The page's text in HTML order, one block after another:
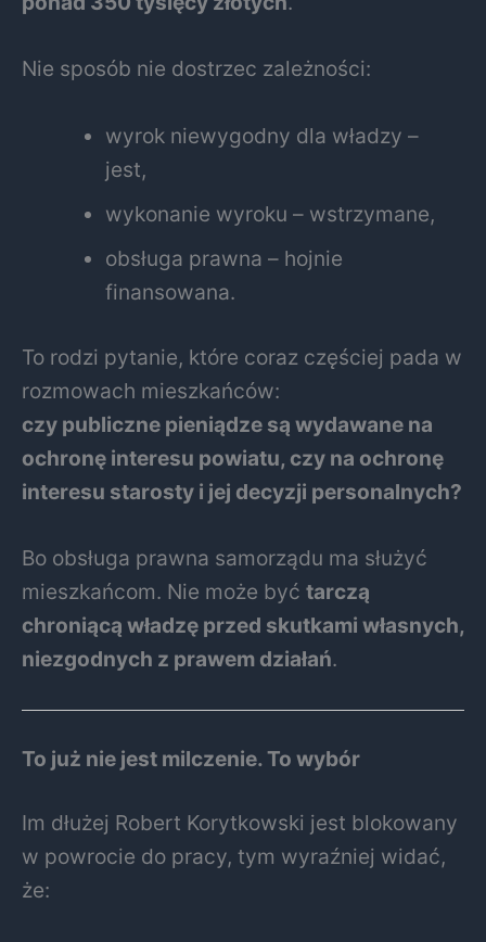
Nie sposób nie dostrzec zależności:
wyrok niewygodny dla władzy –
jest,
wykonanie wyroku – wstrzymane,
obsługa prawna – hojnie
finansowana.
To rodzi pytanie, które coraz częściej pada w
rozmowach mieszkańców:
czy publiczne pieniądze są wydawane na
ochronę interesu powiatu, czy na ochronę
interesu starosty i jej decyzji personalnych?
Bo obsługa prawna samorządu ma służyć
mieszkańcom. Nie może być tarczą
chroniącą władzę przed skutkami własnych,
niezgodnych z prawem działań.
To już nie jest milczenie. To wybór
Im dłużej Robert Korytkowski jest blokowany
w powrocie do pracy, tym wyraźniej widać,
że: